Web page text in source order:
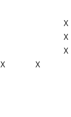
X
X
X
X X